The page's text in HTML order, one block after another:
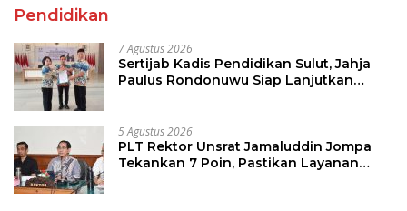
Pendidikan
7 Agustus 2026
Sertijab Kadis Pendidikan Sulut, Jahja
Paulus Rondonuwu Siap Lanjutkan
5 Agustus 2026
PLT Rektor Unsrat Jamaluddin Jompa
Tekankan 7 Poin, Pastikan Layanan